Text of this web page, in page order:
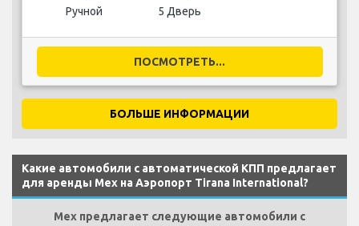
Ручной 5 Дверь
ПОСМОТРЕТЬ...
БОЛЬШЕ ИНФОРМАЦИИ
Какие автомобили с автоматической КПП предлагает
для аренды Mex на Аэропорт Tirana International?
Mex предлагает следующие автомобили с